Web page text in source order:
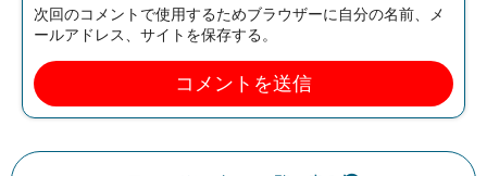
次回のコメントで使用するためブラウザーに自分の名前、メ
ールアドレス、サイトを保存する。